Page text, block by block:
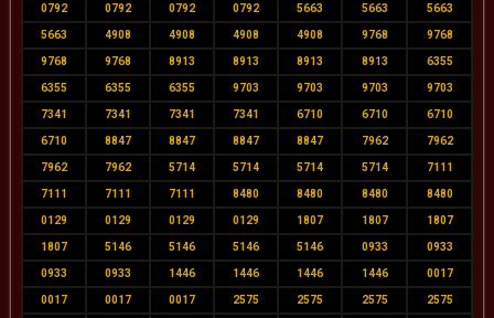
0792 0792 0792 0792 5663 5663 5663
5663 4908 4908 4908 4908 9768 9768
9768 9768 8913 8913 8913 8913 6355
6355 6355 6355 9703 9703 9703 9703
7341 7341 7341 7341 6710 6710 6710
6710 8847 8847 8847 8847 7962 7962
7962 7962 5714 5714 5714 5714 7111
7111 7111 7111 8480 8480 8480 8480
0129 0129 0129 0129 1807 1807 1807
1807 5146 5146 5146 5146 0933 0933
0933 0933 1446 1446 1446 1446 0017
0017 0017 0017 2575 2575 2575 2575